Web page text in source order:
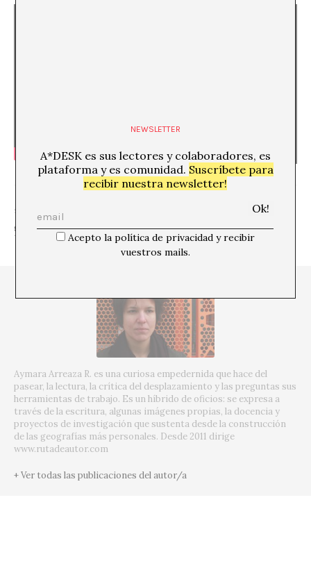
SHARE
Aymara Arreaza R. es una curiosa empedernida que hace del
pasear, la lectura, la crítica del desplazamiento y las preguntas sus
herramientas de trabajo. Es un híbrido de oficios: se expresa a
través de la escritura, algunas imágenes propias, la docencia y
proyectos de investigación que sustenta desde la construcción
de las geografías más personales. Desde 2011 dirige
www.rutadeautor.com
+ Ver todas las publicaciones del autor/a
NEWSLETTER
A*DESK es sus lectores y colaboradores, es
plataforma y es comunidad. Suscríbete para
recibir nuestra newsletter!
Acepto la política de privacidad y recibir
vuestros mails.